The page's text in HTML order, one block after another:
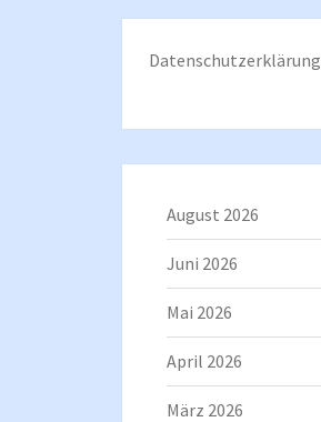
Datenschutzerklärung
August 2026
Juni 2026
Mai 2026
April 2026
März 2026